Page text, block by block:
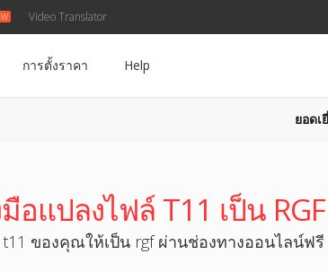
Video Translator
การตั้งราคา Help
ยอดเ
อแปลงไฟล์ T11 เป็น RGF
ของคุณให้เป็น rgf ผ่านช่องทางออนไลน์ฟรี